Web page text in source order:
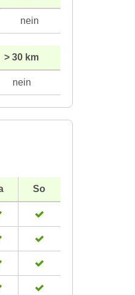
nein
> 30 km
nein
So